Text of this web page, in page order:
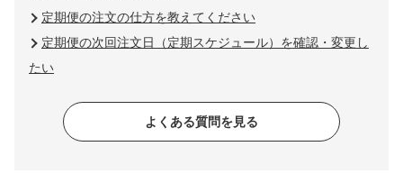
定期便の注文の仕方を教えてください
定期便の次回注文日（定期スケジュール）を確認・変更し
たい
よくある質問を見る